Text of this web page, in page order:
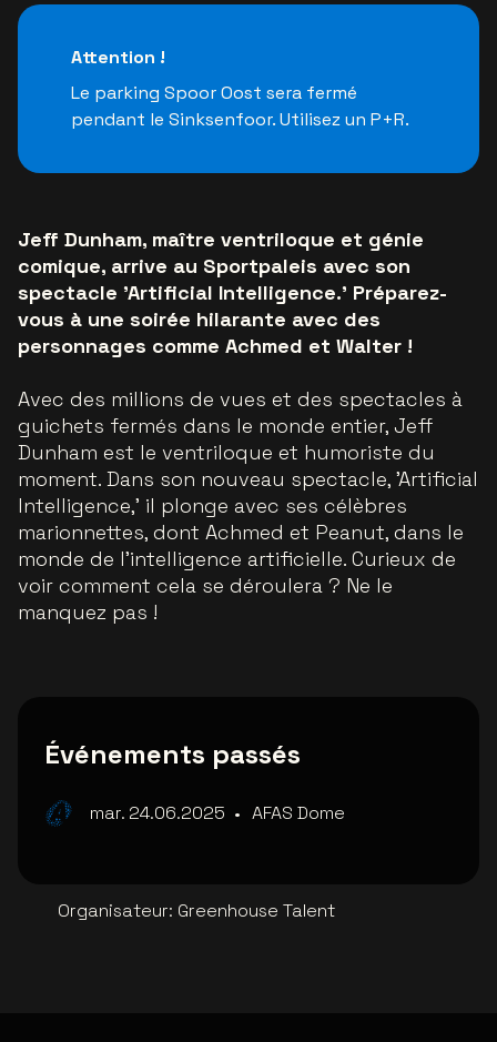
Attention !
Le parking Spoor Oost sera fermé
pendant le Sinksenfoor. Utilisez un P+R.
Jeff Dunham, maître ventriloque et génie
comique, arrive au Sportpaleis avec son
spectacle 'Artificial Intelligence.' Préparez-
vous à une soirée hilarante avec des
personnages comme Achmed et Walter !
Avec des millions de vues et des spectacles à
guichets fermés dans le monde entier, Jeff
Dunham est le ventriloque et humoriste du
moment. Dans son nouveau spectacle, 'Artificial
Intelligence,' il plonge avec ses célèbres
marionnettes, dont Achmed et Peanut, dans le
monde de l'intelligence artificielle. Curieux de
voir comment cela se déroulera ? Ne le
manquez pas !
Événements passés
mar. 24.06.2025 • AFAS Dome
Organisateur: Greenhouse Talent